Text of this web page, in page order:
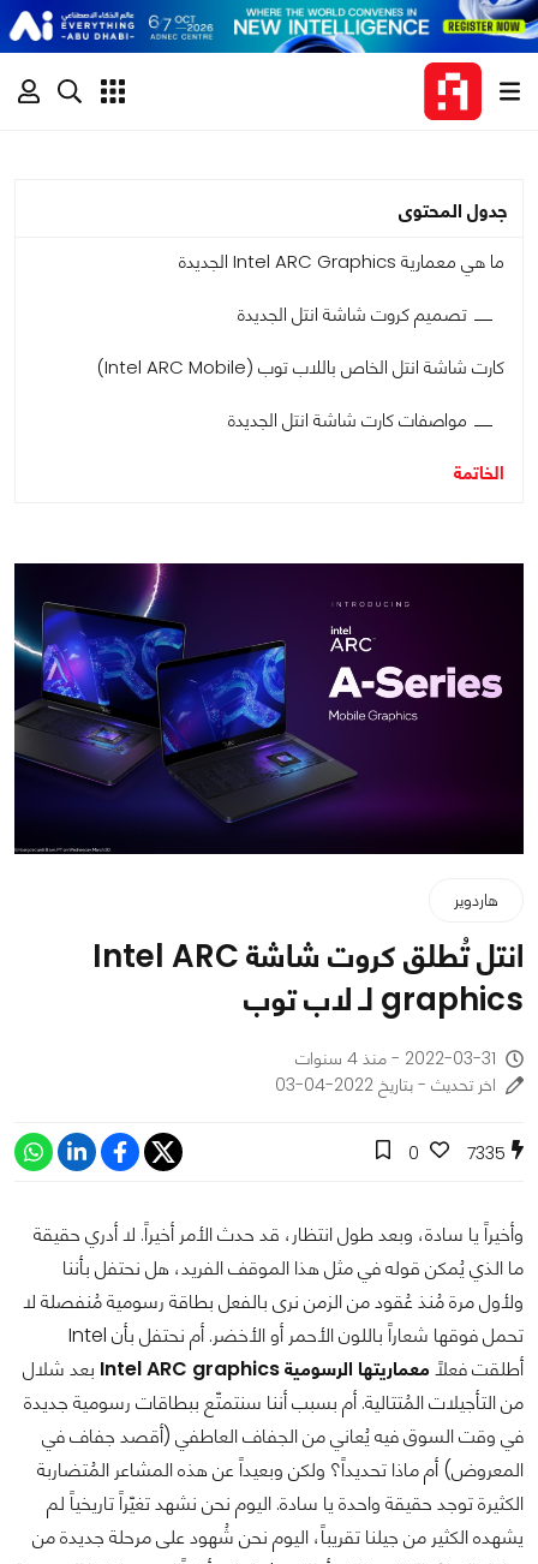
جدول المحتوى
ما هي معمارية Intel ARC Graphics الجديدة
تصميم كروت شاشة انتل الجديدة
كارت شاشة انتل الخاص باللاب توب (Intel ARC Mobile)
مواصفات كارت شاشة انتل الجديدة
الخاتمة
هاردوير
انتل تُطلق كروت شاشة Intel ARC
graphics لـ لاب توب
2022-03-31 - منذ 4 سنوات
اخر تحديث - بتاريخ 2022-04-03
7335
0
وأخيراً يا سادة، وبعد طول انتظار، قد حدث الأمر أخيراً. لا أدري حقيقة
ما الذي يُمكن قوله في مثل هذا الموقف الفريد، هل نحتفل بأننا
ولأول مرة مُنذ عُقود من الزمن نرى بالفعل بطاقة رسومية مُنفصلة لا
تحمل فوقها شعاراً باللون الأحمر أو الأخضر. أم نحتفل بأن Intel
أطلقت فعلاً معماريتها الرسومية Intel ARC graphics
بعد شلال
من التأجيلات المُتتالية. أم بسبب أننا سنتمتّع ببطاقات رسومية جديدة
في وقت السوق فيه يُعاني من الجفاف العاطفي (أقصد جفاف في
المعروض) أم ماذا تحديداً؟ ولكن وبعيداً عن هذه المشاعر المُتضاربة
الكثيرة توجد حقيقة واحدة يا سادة. اليوم نحن نشهد تغيّراً تاريخياً لم
يشهده الكثير من جيلنا تقريباً، اليوم نحن شُهود على مرحلة جديدة من